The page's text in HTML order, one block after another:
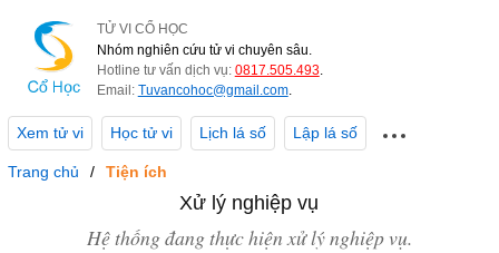
TỬ VI CỔ HỌC
Nhóm nghiên cứu tử vi chuyên sâu.
Hotline tư vấn dịch vụ: 0817.505.493.
Email: Tuvancohoc@gmail.com.
Xem tử vi Học tử vi Lịch lá số Lập lá số
Trang chủ Tiện ích
Xử lý nghiệp vụ
Hệ thống đang thực hiện xử lý nghiệp vụ.